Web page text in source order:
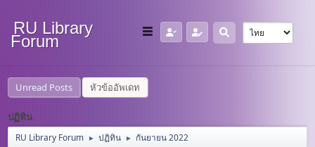
RU Library
Forum
Unread Posts หัวข้ออัพเดท
ปฏิทิน
RU Library Forum ► ปฏิทิน ► กันยายน 2022